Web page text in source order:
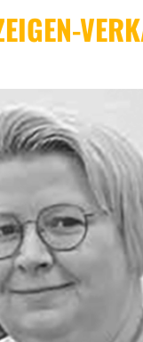
REGIONEN
ORTE
EVENTS